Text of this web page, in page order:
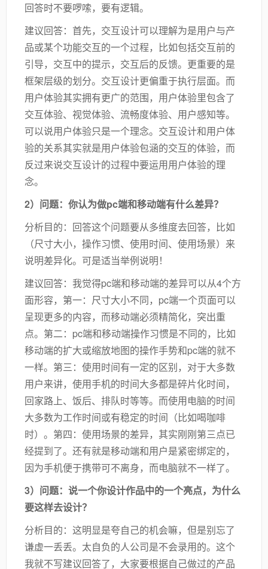
回答时不要啰嗦，要有逻辑。
建议回答：首先，交互设计可以理解为是用户与产
品或某个功能交互的一个过程，比如包括交互前的
引导，交互中的提示，交互后的反馈。更重要的是
框架层级的划分。交互设计更偏重于执行层面。而
用户体验其实拥有更广的范围，用户体验里包含了
交互体验、视觉体验、流畅度体验、用户感知等。
可以说用户体验只是一个理念。交互设计和用户体
验的关系其实就是用户体验包涵的交互的体验，而
反过来说交互设计的过程中要运用用户体验的理
念。
2）问题：你认为做pc端和移动端有什么差异？
分析目的：回答这个问题要从多维度去回答，比如
（尺寸大小，操作习惯、使用时间、使用场景）来
说明差异化。可是适当举例说明！
建议回答：我觉得pc端和移动端的差异可以从4个方
面形容，第一：尺寸大小不同，pc端一个页面可以
呈现更多的内容，而移动端必须精简化，突出重
点。第二：pc端和移动端操作习惯是不同的，比如
移动端的扩大或缩放地图的操作手势和pc端的就不
一样。第三：使用时间有一定的区别，对于大多数
用户来讲，使用手机的时间大多都是碎片化时间，
回家路上、饭后、排队时等等。而使用电脑的时间
大多数为工作时间或有稳定的时间（比如喝咖啡
时）。第四：使用场景的差异，其实刚刚第三点已
经提到了。还有就是移动端和用户是紧密绑定的，
因为手机便于携带可不离身，而电脑就不一样了。
3）问题：说一个你设计作品中的一个亮点，为什么
要这样去设计？
分析目的：这明显是夸自己的机会嘛，但是别忘了
谦虚一丢丢。太自负的人公司是不会录用的。这个
我就不写建议回答了，大家要根据自己做过的产品